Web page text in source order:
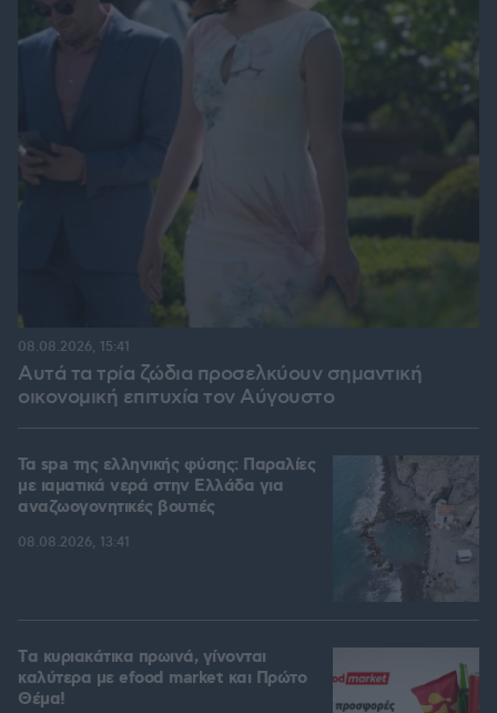
Αυτά τα τρία ζώδια προσελκύουν σημαντική
οικονομική επιτυχία τον Αύγουστο
08.08.2026, 15:41
Τα spa της ελληνικής φύσης: Παραλίες
με ιαματικά νερά στην Ελλάδα για
αναζωογονητικές βουτιές
08.08.2026, 13:41
Tα κυριακάτικα πρωινά, γίνονται
καλύτερα με efood market και Πρώτο
Θέμα!